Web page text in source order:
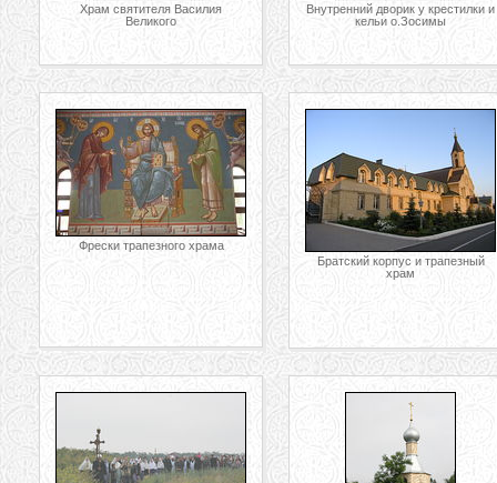
Храм святителя Василия
Великого
Внутренний дворик у крестилки и
кельи о.Зосимы
Фрески трапезного храма
Братский корпус и трапезный
храм